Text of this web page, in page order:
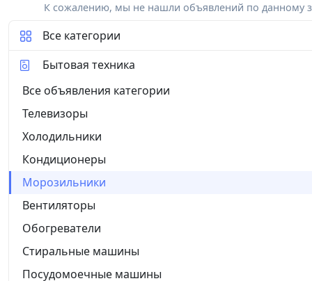
К сожалению, мы не нашли объявлений по данному
Все категории
Бытовая техника
Все объявления категории
Телевизоры
Холодильники
Кондиционеры
Морозильники
Вентиляторы
Обогреватели
Стиральные машины
Посудомоечные машины